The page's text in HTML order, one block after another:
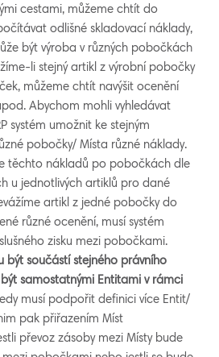
cestami, můžeme chtít do
odlišné skladovací náklady,
být výroba v různých pobočkách
li stejný artikl z výrobní pobočky
můžeme chtít navýšit ocenění
Abychom mohli vyhledávat
systém umožnit ke stejným
pobočky/ Místa různé náklady.
těchto nákladů po pobočkách dle
u jednotlivých artiklů pro dané
artikl z jedné pobočky do
různé ocenění, musí systém
zisku mezi pobočkami.
být součástí stejného právního
samostatnými Entitami v rámci
musí podpořit definici více Entit/
pak přiřazením Míst
převoz zásoby mezi Místy bude